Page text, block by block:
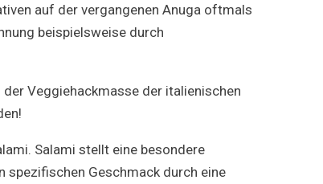
auf der vergangenen Anuga oftmals
beispielsweise durch
Veggiehackmasse der italienischen
Salami stellt eine besondere
spezifischen Geschmack durch eine